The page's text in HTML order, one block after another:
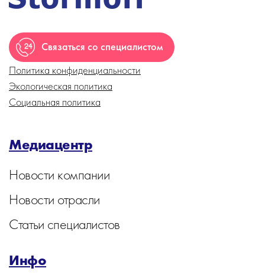
Связаться со специалистом
Политика конфиденциальности
Экологическая политика
Социальная политика
Медиацентр
Новости компании
Новости отрасли
Статьи специалистов
Инфо